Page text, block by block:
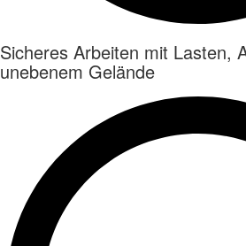
Sicheres Arbeiten mit Lasten,
unebenem Gelände